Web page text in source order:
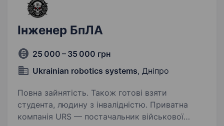
Інженер БпЛА
25 000 – 35 000 грн
Ukrainian robotics systems, Дніпро
Повна зайнятість. Також готові взяти
студента, людину з інвалідністю. Приватна
компанія URS — постачальник військової